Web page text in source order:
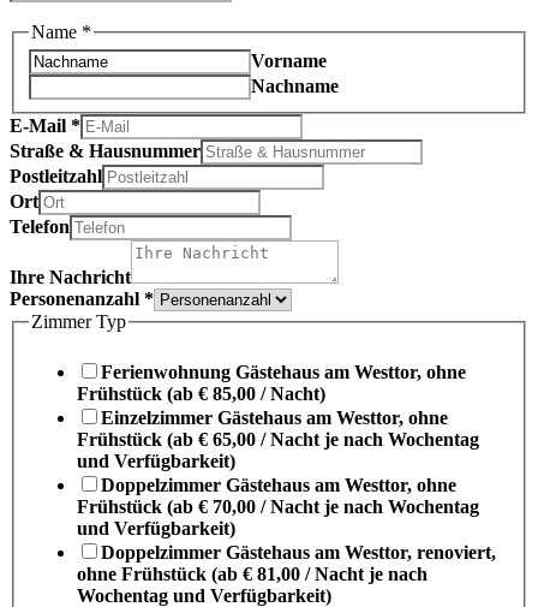
Name *
Vorname
Nachname
E-Mail *
Straße & Hausnummer
Postleitzahl
Ort
Telefon
Ihre Nachricht
Personenanzahl *
Zimmer Typ
Ferienwohnung Gästehaus am Westtor, ohne
Frühstück (ab € 85,00 / Nacht)
Einzelzimmer Gästehaus am Westtor, ohne
Frühstück (ab € 65,00 / Nacht je nach Wochentag
und Verfügbarkeit)
Doppelzimmer Gästehaus am Westtor, ohne
Frühstück (ab € 70,00 / Nacht je nach Wochentag
und Verfügbarkeit)
Doppelzimmer Gästehaus am Westtor, renoviert,
ohne Frühstück (ab € 81,00 / Nacht je nach
Wochentag und Verfügbarkeit)